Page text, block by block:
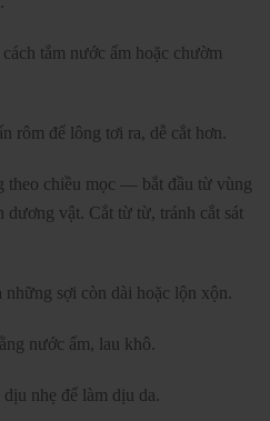
tắm nước ấm hoặc chườm
rôm để lông tơi ra, dễ cắt hơn.
theo chiều mọc — bắt đầu từ vùng
vật. Cắt từ từ, tránh cắt sát
những sợi còn dài hoặc lộn xộn.
nước ấm, lau khô.
nhẹ để làm dịu da.